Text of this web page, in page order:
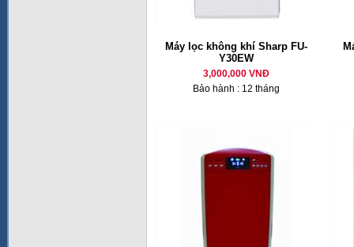
Máy lọc không khí Sharp FU-
Y30EW
3,000,000 VNĐ
Bảo hành : 12 tháng